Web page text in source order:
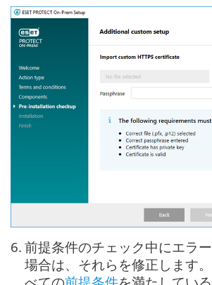
6. 前提条件のチェック中にエラ
場合は、それらを修正します
べての前提条件を満たしてい